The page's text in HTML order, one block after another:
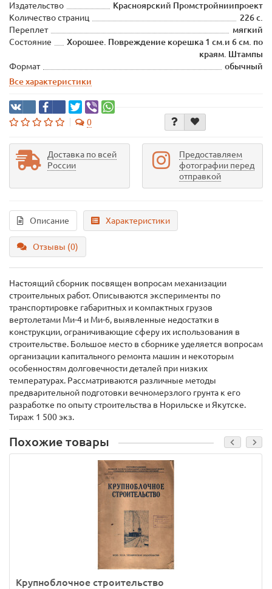
Издательство
Красноярский Промстройниипроект
Количество страниц
226 с.
Переплет
мягкий
Состояние
Хорошее. Повреждение корешка 1 см.и 6 см. по
краям. Штампы
Формат
обычный
Все характеристики
0
Доставка по всей
России
Предоставляем
фотографии перед
отправкой
Описание Характеристики
Отзывы (0)
Настоящий сборник посвящен вопросам механизации
строительных работ. Описываются эксперименты по
транспортировке габаритных и компактных грузов
вертолетами Ми-4 и Ми-6, выявленные недостатки в
конструкции, ограничивающие сферу их использования в
строительстве. Большое место в сборнике уделяется вопросам
организации капитального ремонта машин и некоторым
особенностям долговечности деталей при низких
температурах. Рассматриваются различные методы
предварительной подготовки вечномерзлого грунта к его
разработке по опыту строительства в Норильске и Якутске.
Тираж 1 500 экз.
Похожие товары
Крупноблочное строительство